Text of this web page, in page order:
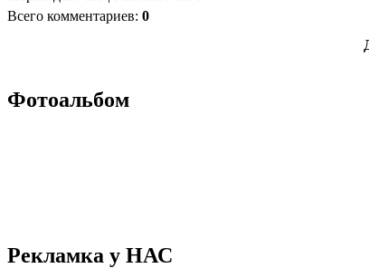
Всего комментариев: 0
Фотоальбом
Рекламка у НАС